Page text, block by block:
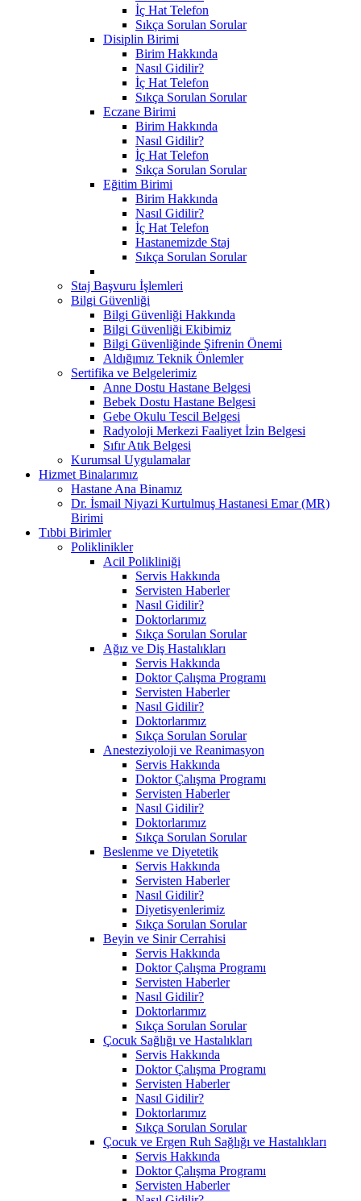
İç Hat Telefon
Sıkça Sorulan Sorular
Disiplin Birimi
Birim Hakkında
Nasıl Gidilir?
İç Hat Telefon
Sıkça Sorulan Sorular
Eczane Birimi
Birim Hakkında
Nasıl Gidilir?
İç Hat Telefon
Sıkça Sorulan Sorular
Eğitim Birimi
Birim Hakkında
Nasıl Gidilir?
İç Hat Telefon
Hastanemizde Staj
Sıkça Sorulan Sorular
Staj Başvuru İşlemleri
Bilgi Güvenliği
Bilgi Güvenliği Hakkında
Bilgi Güvenliği Ekibimiz
Bilgi Güvenliğinde Şifrenin Önemi
Aldığımız Teknik Önlemler
Sertifika ve Belgelerimiz
Anne Dostu Hastane Belgesi
Bebek Dostu Hastane Belgesi
Gebe Okulu Tescil Belgesi
Radyoloji Merkezi Faaliyet İzin Belgesi
Sıfır Atık Belgesi
Kurumsal Uygulamalar
Hizmet Binalarımız
Hastane Ana Binamız
Dr. İsmail Niyazi Kurtulmuş Hastanesi Emar (MR)
Birimi
Tıbbi Birimler
Poliklinikler
Acil Polikliniği
Servis Hakkında
Servisten Haberler
Nasıl Gidilir?
Doktorlarımız
Sıkça Sorulan Sorular
Ağız ve Diş Hastalıkları
Servis Hakkında
Doktor Çalışma Programı
Servisten Haberler
Nasıl Gidilir?
Doktorlarımız
Sıkça Sorulan Sorular
Anesteziyoloji ve Reanimasyon
Servis Hakkında
Doktor Çalışma Programı
Servisten Haberler
Nasıl Gidilir?
Doktorlarımız
Sıkça Sorulan Sorular
Beslenme ve Diyetetik
Servis Hakkında
Servisten Haberler
Nasıl Gidilir?
Diyetisyenlerimiz
Sıkça Sorulan Sorular
Beyin ve Sinir Cerrahisi
Servis Hakkında
Doktor Çalışma Programı
Servisten Haberler
Nasıl Gidilir?
Doktorlarımız
Sıkça Sorulan Sorular
Çocuk Sağlığı ve Hastalıkları
Servis Hakkında
Doktor Çalışma Programı
Servisten Haberler
Nasıl Gidilir?
Doktorlarımız
Sıkça Sorulan Sorular
Çocuk ve Ergen Ruh Sağlığı ve Hastalıkları
Servis Hakkında
Doktor Çalışma Programı
Servisten Haberler